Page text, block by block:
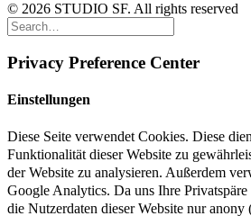
© 2026 STUDIO SF. All rights reserved
Privacy Preference Center
Einstellungen
Diese Seite verwendet Cookies. Diese
Funktionalität dieser Website zu
der Website zu analysieren. Außerdem
Google Analytics. Da uns Ihre
die Nutzerdaten dieser Website nur anony